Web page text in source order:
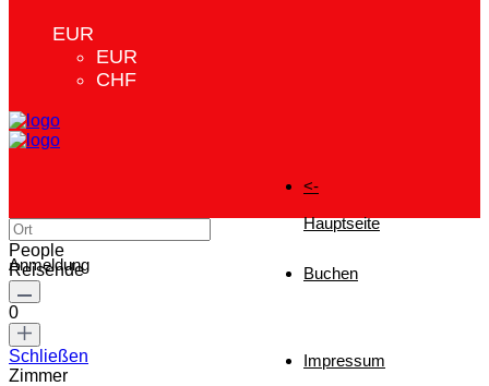
EUR
EUR
CHF
<-
Hauptseite
Buchen
Impressum
Anmeldung
People
Reisende
0
Schließen
Zimmer